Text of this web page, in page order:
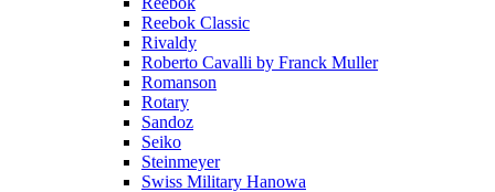
Reebok Classic
Rivaldy
Roberto Cavalli by Franck Muller
Romanson
Rotary
Sandoz
Seiko
Steinmeyer
Swiss Military Hanowa